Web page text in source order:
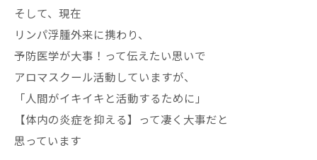
そして、現在
リンパ浮腫外来に携わり、
予防医学が大事！って伝えたい思いで
アロマスクール活動していますが、
「人間がイキイキと活動するために」
【体内の炎症を抑える】って凄く大事だと
思っています